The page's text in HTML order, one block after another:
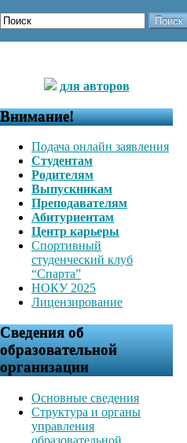
Поиск
для авторов
Внимание!
Подача онлайн заявления
Студентам
Родителям
Выпускникам
Преподавателям
Абитуриентам
Центр карьеры
Спортивный
студенческий клуб
“Спарта”
НОКУ 2025
Лицензирование
Сведения об
образовательной
организации
Основные сведения
Структура и органы
управления
образовательной